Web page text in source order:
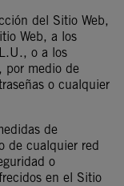
del Sitio Web,
Web, a los
o a los
por medio de
o cualquier
de
de cualquier red
o
en el Sitio